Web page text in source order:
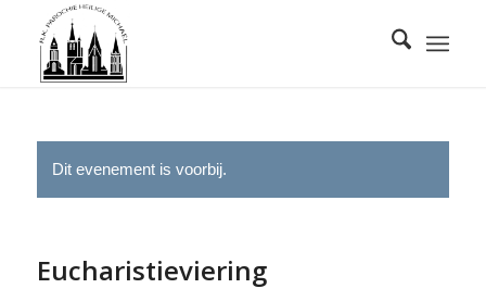
Dit evenement is voorbij.
Eucharistieviering